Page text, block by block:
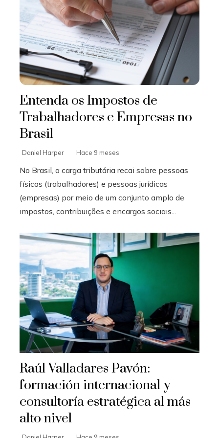
Entenda os Impostos de
Trabalhadores e Empresas no
Brasil
Daniel Harper Hace 9 meses
No Brasil, a carga tributária recai sobre pessoas
físicas (trabalhadores) e pessoas jurídicas
(empresas) por meio de um conjunto amplo de
impostos, contribuições e encargos sociais...
Raúl Valladares Pavón:
formación internacional y
consultoría estratégica al más
alto nivel